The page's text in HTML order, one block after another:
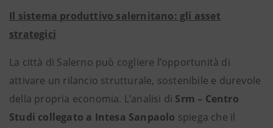
Il sistema produttivo salernitano: gli asset
strategici
La città di Salerno può cogliere l’opportunità di
attivare un rilancio strutturale, sostenibile e durevole
della propria economia. L’analisi di Srm – Centro
Studi collegato a Intesa Sanpaolo spiega che il